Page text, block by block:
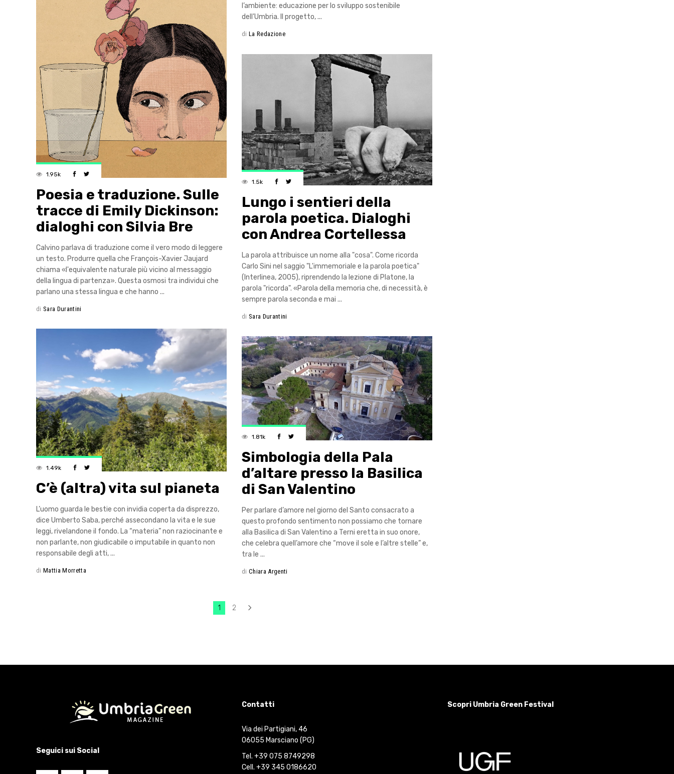
l’ambiente: educazione per lo sviluppo sostenibile
dell’Umbria. Il progetto,
di La Redazione
1.95k
Poesia e traduzione. Sulle
tracce di Emily Dickinson:
dialoghi con Silvia Bre
Calvino parlava di traduzione come il vero modo di leggere
un testo. Produrre quella che François-Xavier Jaujard
chiama «l'equivalente naturale più vicino al messaggio
della lingua di partenza». Questa osmosi tra individui che
parlano una stessa lingua e che hanno
di Sara Durantini
1.5k
Lungo i sentieri della
parola poetica. Dialoghi
con Andrea Cortellessa
La parola attribuisce un nome alla "cosa". Come ricorda
Carlo Sini nel saggio "L'immemoriale e la parola poetica"
(Interlinea, 2005), riprendendo la lezione di Platone, la
parola "ricorda". «Parola della memoria che, di necessità, è
sempre parola seconda e mai
di Sara Durantini
1.49k
C’è (altra) vita sul pianeta
L’uomo guarda le bestie con invidia coperta da disprezzo,
dice Umberto Saba, perché assecondano la vita e le sue
leggi, rivelandone il fondo. La “materia” non raziocinante e
non parlante, non giudicabile o imputabile in quanto non
responsabile degli atti,
di Mattia Morretta
1.81k
Simbologia della Pala
d’altare presso la Basilica
di San Valentino
Per parlare d’amore nel giorno del Santo consacrato a
questo profondo sentimento non possiamo che tornare
alla Basilica di San Valentino a Terni eretta in suo onore,
che celebra quell’amore che “move il sole e l’altre stelle” e,
tra le
di Chiara Argenti
1 2
Seguici sui Social
Contatti
Via dei Partigiani, 46
06055 Marsciano (PG)
Tel. +39 075 8749298
Cell. +39 345 0186620
Scopri Umbria Green Festival